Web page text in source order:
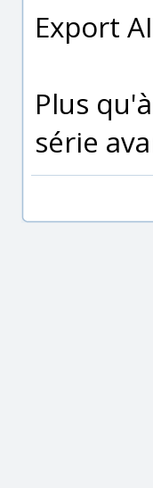
Export
Plus
série